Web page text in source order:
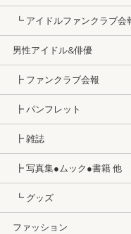
┗ アイドルファンクラブ会
男性アイドル&俳優
┣ ファンクラブ会報
┣ パンフレット
┣ 雑誌
┣ 写真集●ムック●書籍 他
┗ グッズ
ファッション